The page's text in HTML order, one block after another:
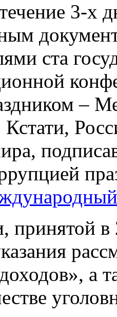
3-х
ста
–
принятой
а